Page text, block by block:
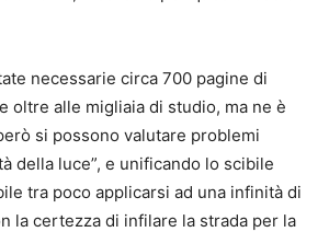
necessarie circa 700 pagine di
oltre alle migliaia di studio, ma ne è
si possono valutare problemi
della luce”, e unificando lo scibile
tra poco applicarsi ad una infinità di
la certezza di infilare la strada per la